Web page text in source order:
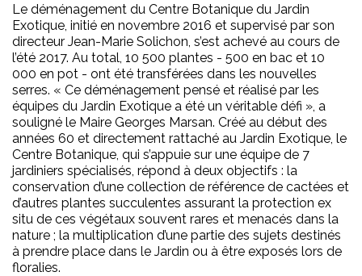
Le déménagement du Centre Botanique du Jardin
Exotique, initié en novembre 2016 et supervisé par son
directeur Jean-Marie Solichon, s’est achevé au cours de
l’été 2017. Au total, 10 500 plantes - 500 en bac et 10
000 en pot - ont été transférées dans les nouvelles
serres. « Ce déménagement pensé et réalisé par les
équipes du Jardin Exotique a été un véritable défi », a
souligné le Maire Georges Marsan. Créé au début des
années 60 et directement rattaché au Jardin Exotique, le
Centre Botanique, qui s’appuie sur une équipe de 7
jardiniers spécialisés, répond à deux objectifs : la
conservation d’une collection de référence de cactées et
d’autres plantes succulentes assurant la protection ex
situ de ces végétaux souvent rares et menacés dans la
nature ; la multiplication d’une partie des sujets destinés
à prendre place dans le Jardin ou à être exposés lors de
floralies.